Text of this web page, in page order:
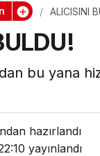
ALICISINI
bu yana
hazırlandı
yayınlandı